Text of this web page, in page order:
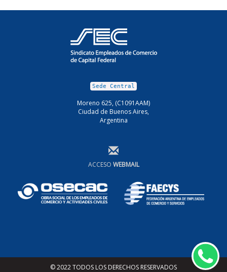
Sede Central
Moreno 625, (C1091AAM)
Ciudad de Buenos Aires,
Argentina
ACCESO WEBMAIL
© 2022 TODOS LOS DERECHOS RESERVADOS